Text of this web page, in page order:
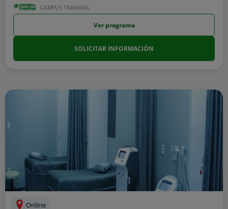
CAMPUS TRAINING
Ver programa
SOLICITAR INFORMACIÓN
Online